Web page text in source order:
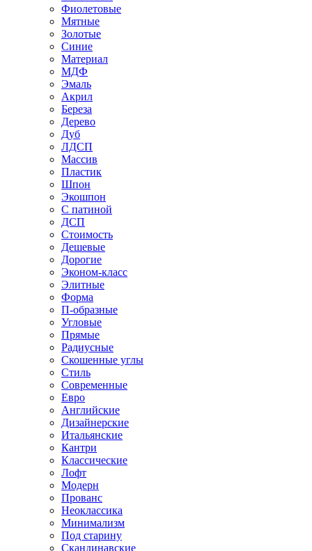
Фиолетовые
Мятные
Золотые
Синие
Материал
МДФ
Эмаль
Акрил
Береза
Дерево
Дуб
ЛДСП
Массив
Пластик
Шпон
Экошпон
С патиной
ДСП
Стоимость
Дешевые
Дорогие
Эконом-класс
Элитные
Форма
П-образные
Угловые
Прямые
Радиусные
Скошенные углы
Стиль
Современные
Евро
Английские
Дизайнерские
Итальянские
Кантри
Классические
Лофт
Модерн
Прованс
Неоклассика
Минимализм
Под старину
Скандинавские